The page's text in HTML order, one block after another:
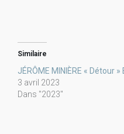
Similaire
JÉRÔME MINIÈRE « Détour »
3 avril 2023
Dans "2023"